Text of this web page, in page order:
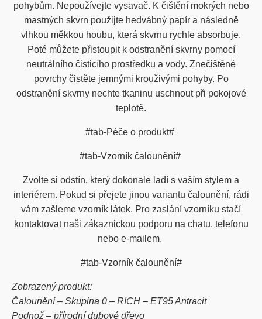
pohybům. Nepoužívejte vysavač. K čištění mokrých nebo
mastných skvrn použijte hedvábný papír a následně
vlhkou měkkou houbu, která skvrnu rychle absorbuje.
Poté můžete přistoupit k odstranění skvrny pomocí
neutrálního čisticího prostředku a vody. Znečištěné
povrchy čistěte jemnými krouživými pohyby. Po
odstranění skvrny nechte tkaninu uschnout při pokojové
teplotě.
#tab-Péče o produkt#
#tab-Vzorník čalounění#
Zvolte si odstín, který dokonale ladí s vaším stylem a
interiérem. Pokud si přejete jinou variantu čalounění, rádi
vám zašleme vzorník látek. Pro zaslání vzorníku stačí
kontaktovat naši zákaznickou podporu na chatu, telefonu
nebo e-mailem.
#tab-Vzorník čalounění#
Zobrazený produkt:
Čalounění – Skupina 0 – RICH – ET95 Antracit
Podnož – přírodní dubové dřevo